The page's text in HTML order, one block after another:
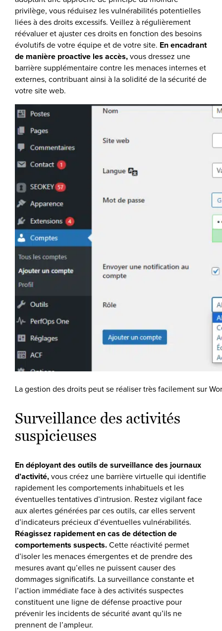
privilège, vous réduisez les vulnérabilités potentielles
liées à des droits excessifs. Veillez à régulièrement
réévaluer et ajuster ces droits en fonction des besoins
évolutifs de votre équipe et de votre site. En encadrant
de manière proactive les accès,vous dressez une
barrière supplémentaire contre les menaces internes et
externes, contribuant ainsi à la solidité de la sécurité de
votre site web.
La gestion des droits peut se réaliser très facilement sur
Surveillance des activités
suspicieuses
En déployant des outils de surveillance des journaux
d’activité,vous créez une barrière virtuelle qui identifie
rapidement les comportements inhabituels et les
éventuelles tentatives d’intrusion. Restez vigilant face
aux alertes générées par ces outils, car elles servent
d’indicateurs précieux d’éventuelles vulnérabilités.
Réagissez rapidement en cas de détection de
comportements suspects.Cette réactivité permet
d’isoler les menaces émergentes et de prendre des
mesures avant qu’elles ne puissent causer des
dommages significatifs. La surveillance constante et
l’action immédiate face à des activités suspectes
constituent une ligne de défense proactive pour
prévenir les incidents de sécurité avant qu’ils ne
prennent de l’ampleur.